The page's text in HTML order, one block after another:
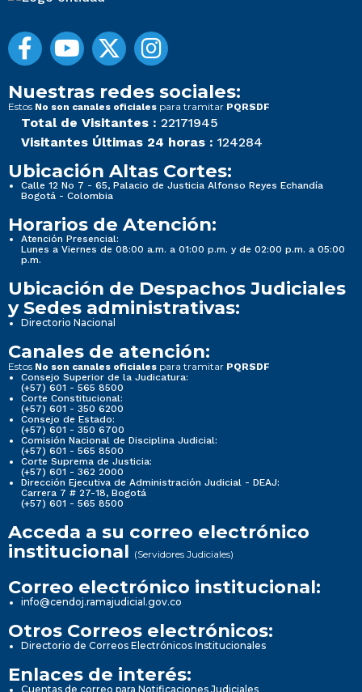
Nuestras redes sociales:
Estos No son canales oficiales para tramitar PQRSDF
Total de Visitantes : 22171945
Visitantes Últimas 24 horas : 124284
Ubicación Altas Cortes:
Calle 12 No 7 - 65, Palacio de Justicia Alfonso Reyes Echandía
Bogotá - Colombia
Horarios de Atención:
Atención Presencial:
Lunes a Viernes de 08:00 a.m. a 01:00 p.m. y de 02:00 p.m. a 05:00
p.m.
Ubicación de Despachos Judiciales
y Sedes administrativas:
Directorio Nacional
Canales de atención:
Estos No son canales oficiales para tramitar PQRSDF
Consejo Superior de la Judicatura:
(+57) 601 - 565 8500
Corte Constitucional:
(+57) 601 - 350 6200
Consejo de Estado:
(+57) 601 - 350 6700
Comisión Nacional de Disciplina Judicial:
(+57) 601 - 565 8500
Corte Suprema de Justicia:
(+57) 601 - 362 2000
Dirección Ejecutiva de Administración Judicial - DEAJ:
Carrera 7 # 27-18, Bogotá
(+57) 601 - 565 8500
Acceda a su correo electrónico
institucional (Servidores Judiciales)
Correo electrónico institucional:
info@cendoj.ramajudicial.gov.co
Otros Correos electrónicos:
Directorio de Correos Electrónicos Institucionales
Enlaces de interés:
Cuentas de correo para Notificaciones Judiciales